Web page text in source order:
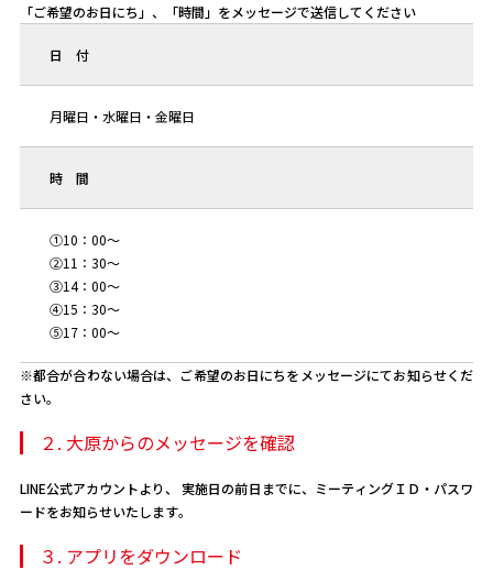
「ご希望のお日にち」、「時間」をメッセージで送信してください
日 付
月曜日・水曜日・金曜日
時 間
①10：00～
②11：30～
③14：00～
④15：30～
⑤17：00～
※都合が合わない場合は、ご希望のお日にちをメッセージにてお知らせくだ
さい。
２. 大原からのメッセージを確認
LINE公式アカウントより、 実施日の前日までに、ミーティングＩＤ・パスワ
ードをお知らせいたします。
３. アプリをダウンロード